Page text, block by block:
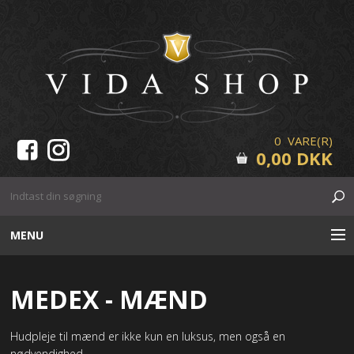
0 VARE(R)
0,00 DKK
MENU
MAKE-UP
MEDEX - MÆND
Hudpleje til mænd er ikke kun en luksus, men også en